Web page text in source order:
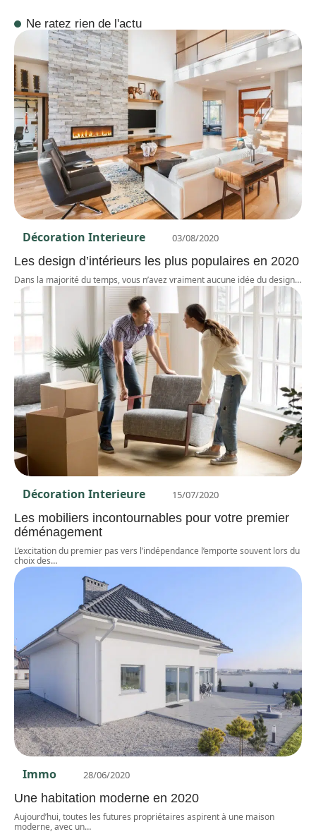
Ne ratez rien de l'actu
Décoration Interieure 03/08/2020
Les design d’intérieurs les plus populaires en 2020
Dans la majorité du temps, vous n’avez vraiment aucune idée du design…
Décoration Interieure 15/07/2020
Les mobiliers incontournables pour votre premier
déménagement
L’excitation du premier pas vers l’indépendance l’emporte souvent lors du
choix des…
Immo 28/06/2020
Une habitation moderne en 2020
Aujourd’hui, toutes les futures propriétaires aspirent à une maison
moderne, avec un…